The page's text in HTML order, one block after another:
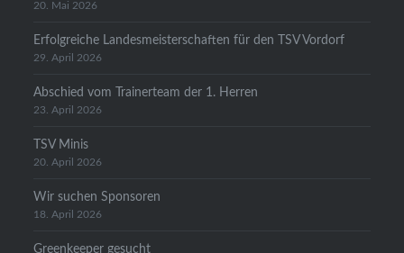
20. Mai 2026
Erfolgreiche Landesmeisterschaften für den TSV Vordorf
29. April 2026
Abschied vom Trainerteam der 1. Herren
23. April 2026
TSV Minis
20. April 2026
Wir suchen Sponsoren
18. April 2026
Greenkeeper gesucht